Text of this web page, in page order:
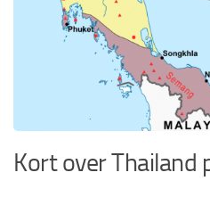
Kort over Thailand